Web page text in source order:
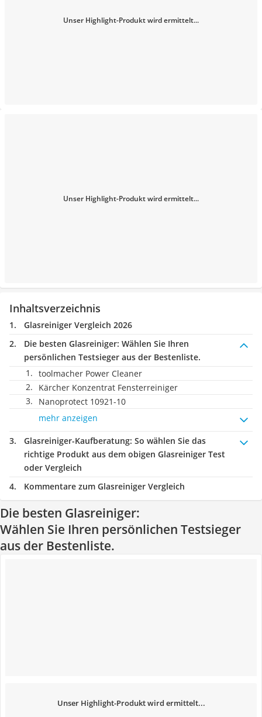
Unser Highlight-Produkt wird ermittelt...
Unser Highlight-Produkt wird ermittelt...
Inhaltsverzeichnis
Glasreiniger Vergleich 2026
Die besten Glasreiniger: Wählen Sie Ihren
persönlichen Testsieger aus der Bestenliste.
toolmacher Power Cleaner
Kärcher Konzentrat Fensterreiniger
Nanoprotect 10921-10
mehr anzeigen
Glasreiniger-Kaufberatung: So wählen Sie das
richtige Produkt aus dem obigen Glasreiniger Test
oder Vergleich
Kommentare zum Glasreiniger Vergleich
Die besten Glasreiniger:
Wählen Sie Ihren persönlichen Testsieger
aus der Bestenliste.
Unser Highlight-Produkt wird ermittelt...